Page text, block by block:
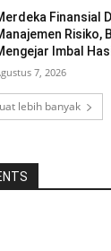
Finansial
Risiko,
Imbal
7, 2026
lebih banyak